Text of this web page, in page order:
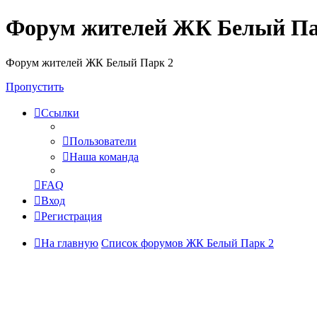
Форум жителей ЖК Белый
Форум жителей ЖК Белый Парк 2
Пропустить
Ссылки
Пользователи
Наша команда
FAQ
Вход
Регистрация
На главную Список форумов ЖК Белый Парк 2